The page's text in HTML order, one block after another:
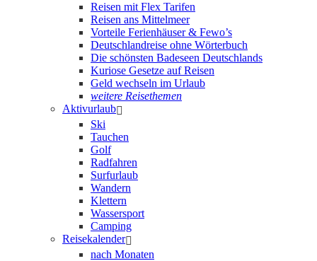
Reisen mit Flex Tarifen
Reisen ans Mittelmeer
Vorteile Ferienhäuser & Fewo’s
Deutschlandreise ohne Wörterbuch
Die schönsten Badeseen Deutschlands
Kuriose Gesetze auf Reisen
Geld wechseln im Urlaub
weitere Reisethemen
Aktivurlaub
Ski
Tauchen
Golf
Radfahren
Surfurlaub
Wandern
Klettern
Wassersport
Camping
Reisekalender
nach Monaten